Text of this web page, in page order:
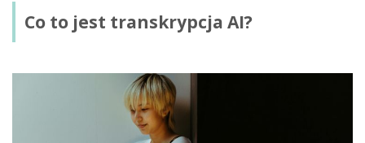
Co to jest transkrypcja AI?